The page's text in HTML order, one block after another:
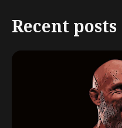
Recent posts